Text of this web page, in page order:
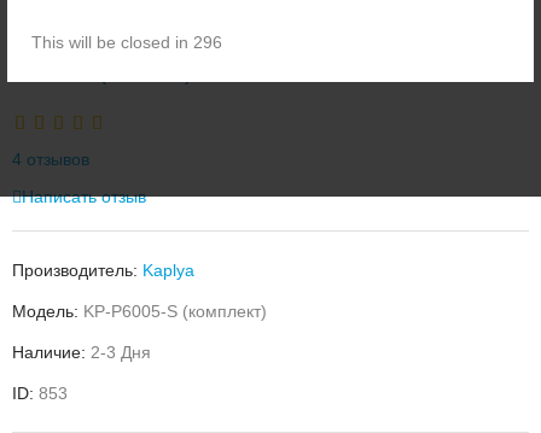
This will be closed in 296
4 отзывов
Написать отзыв
Производитель: Kaplya
Модель: KP-P6005-S (комплект)
Наличие: 2-3 Дня
ID: 853